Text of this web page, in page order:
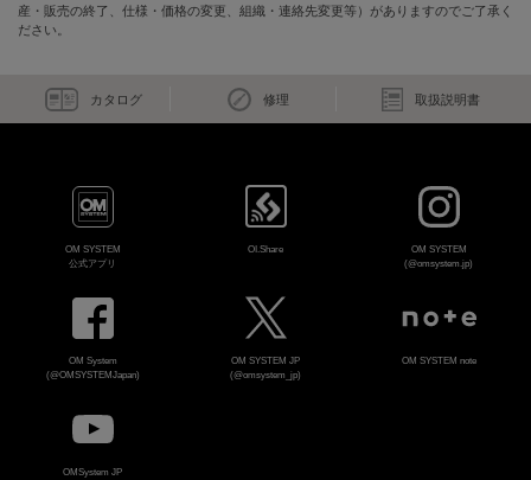
産・販売の終了、仕様・価格の変更、組織・連絡先変更等）がありますのでご了承く
ださい。
カタログ 修理 取扱説明書
OM SYSTEM
公式アプリ
OI.Share
OM SYSTEM
(@omsystem.jp)
OM System
(@OMSYSTEMJapan)
OM SYSTEM JP
(@omsystem_jp)
OM SYSTEM note
OMSystem JP